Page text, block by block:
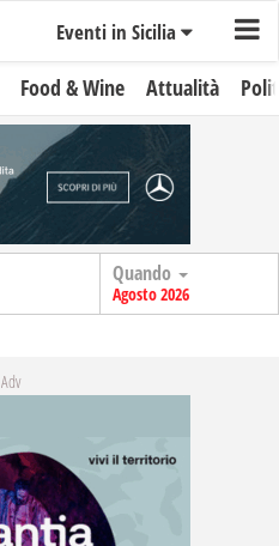
Eventi in Sicilia
Food & Wine Attualità
Quando
Agosto 2026
Adv